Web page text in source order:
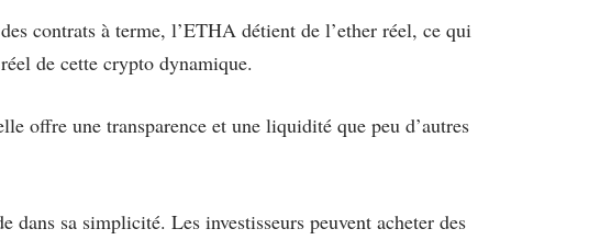
contrats à terme, l’ETHA détient de l’ether réel, ce qui
de cette crypto dynamique.
offre une transparence et une liquidité que peu d’autres
dans sa simplicité. Les investisseurs peuvent acheter des